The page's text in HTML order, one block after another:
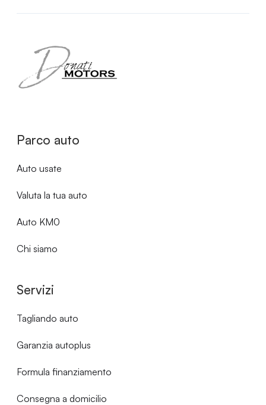
Parco auto
Auto usate
Valuta la tua auto
Auto KM0
Chi siamo
Servizi
Tagliando auto
Garanzia autoplus
Formula finanziamento
Consegna a domicilio